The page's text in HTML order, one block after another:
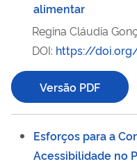
alimentar
Regina Cláudia
DOI: https://doi.org/
Versão PDF
Esforços para a
Acessibilidade no